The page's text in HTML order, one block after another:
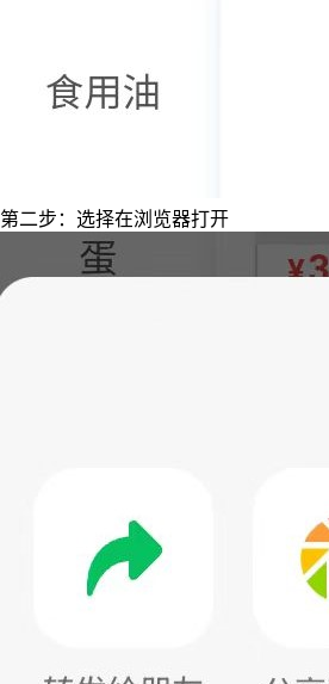
第二步：选择在浏览器打开